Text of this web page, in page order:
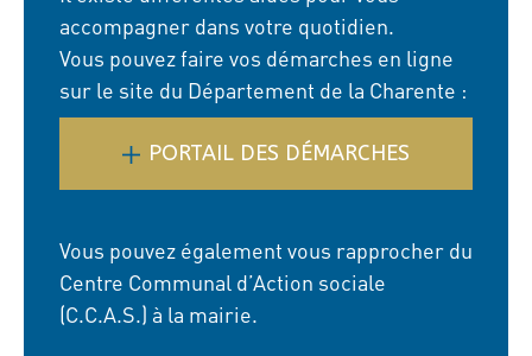
accompagner dans votre quotidien.
Vous pouvez faire vos démarches en ligne
sur le site du Département de la Charente :
PORTAIL DES DÉMARCHES
Vous pouvez également vous rapprocher du
Centre Communal d’Action sociale
(C.C.A.S.) à la mairie.